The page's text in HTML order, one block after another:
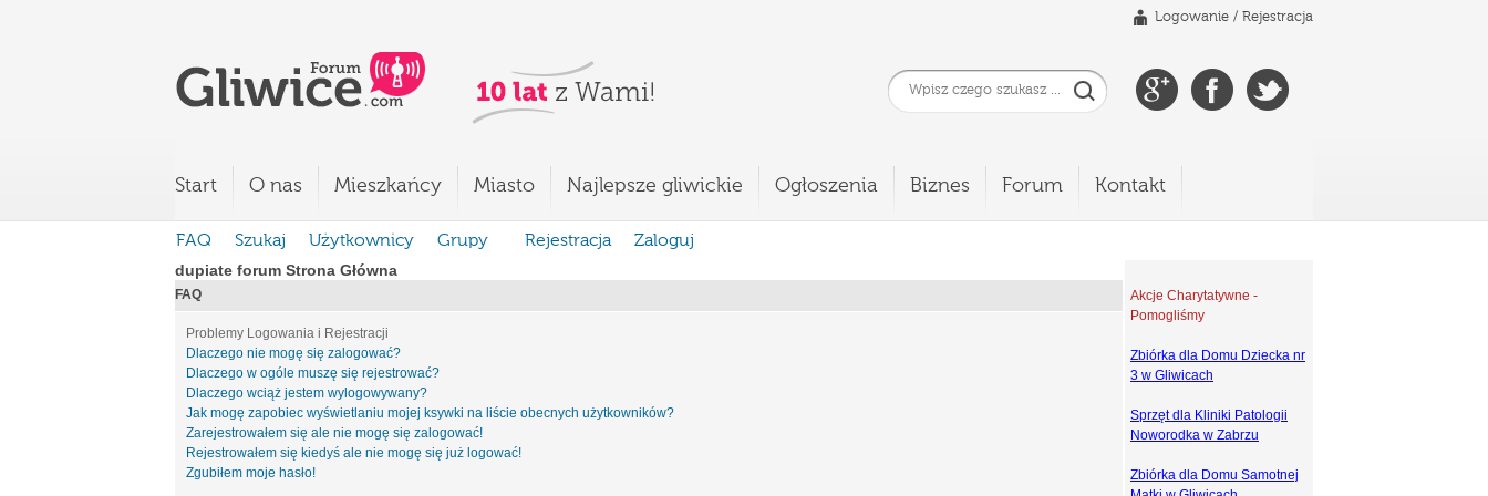
Logowanie / Rejestracja
Start O nas Mieszkańcy Miasto Najlepsze gliwickie Ogłoszenia Biznes Forum Kontakt
FAQ Szukaj Użytkownicy Grupy Rejestracja
Zaloguj
dupiate forum Strona Główna
FAQ
Problemy Logowania i Rejestracji
Dlaczego nie mogę się zalogować?
Dlaczego w ogóle muszę się rejestrować?
Dlaczego wciąż jestem wylogowywany?
Jak mogę zapobiec wyświetlaniu mojej ksywki na liście obecnych użytkowników?
Zarejestrowałem się ale nie mogę się zalogować!
Rejestrowałem się kiedyś ale nie mogę się już logować!
Zgubiłem moje hasło!
Akcje Charytatywne -
Pomogliśmy
Zbiórka dla Domu Dziecka nr
3 w Gliwicach
Sprzęt dla Kliniki Patologii
Noworodka w Zabrzu
Zbiórka dla Domu Samotnej